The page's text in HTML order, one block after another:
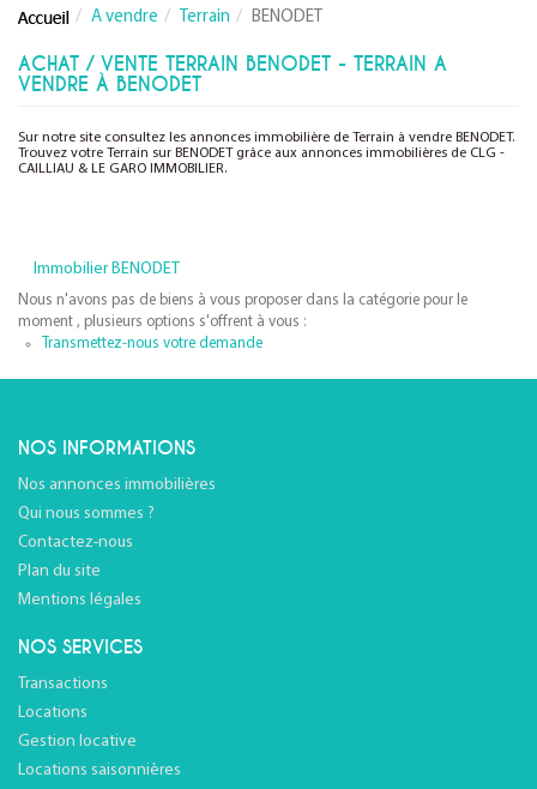
A vendre Terrain BENODET
ACHAT / VENTE TERRAIN BENODET - TERRAIN A
VENDRE À BENODET
Sur notre site consultez les annonces immobilière de Terrain à vendre BENODET.
Trouvez votre Terrain sur BENODET grâce aux annonces immobilières de CLG -
CAILLIAU & LE GARO IMMOBILIER.
Immobilier BENODET
Nous n'avons pas de biens à vous proposer dans la catégorie pour le
moment , plusieurs options s'offrent à vous :
Transmettez-nous votre demande
NOS INFORMATIONS
Nos annonces immobilières
Qui nous sommes ?
Contactez-nous
Plan du site
Mentions légales
NOS SERVICES
Transactions
Locations
Gestion locative
Locations saisonnières